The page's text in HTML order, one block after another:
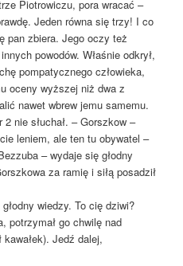
Piotrowiczu, pora wracać –
Jeden równa się trzy! I co
pan zbiera. Jego oczy też
powodów. Właśnie odkrył,
pompatycznego człowieka,
oceny wyższej niż dwa z
nawet wbrew jemu samemu.
nie słuchał. – Gorszkow –
leniem, ale ten tu obywatel –
– wydaje się głodny
za ramię i siłą posadził
wiedzy. To cię dziwi?
potrzymał go chwilę nad
Jedź dalej,